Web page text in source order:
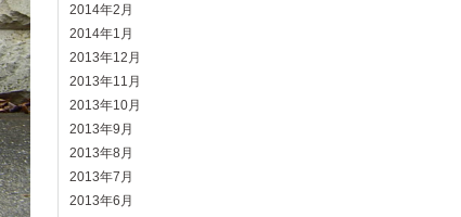
2014年2月
2014年1月
2013年12月
2013年11月
2013年10月
2013年9月
2013年8月
2013年7月
2013年6月